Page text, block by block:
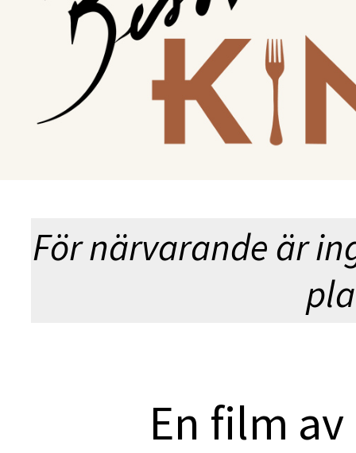
För närvarande är
En film